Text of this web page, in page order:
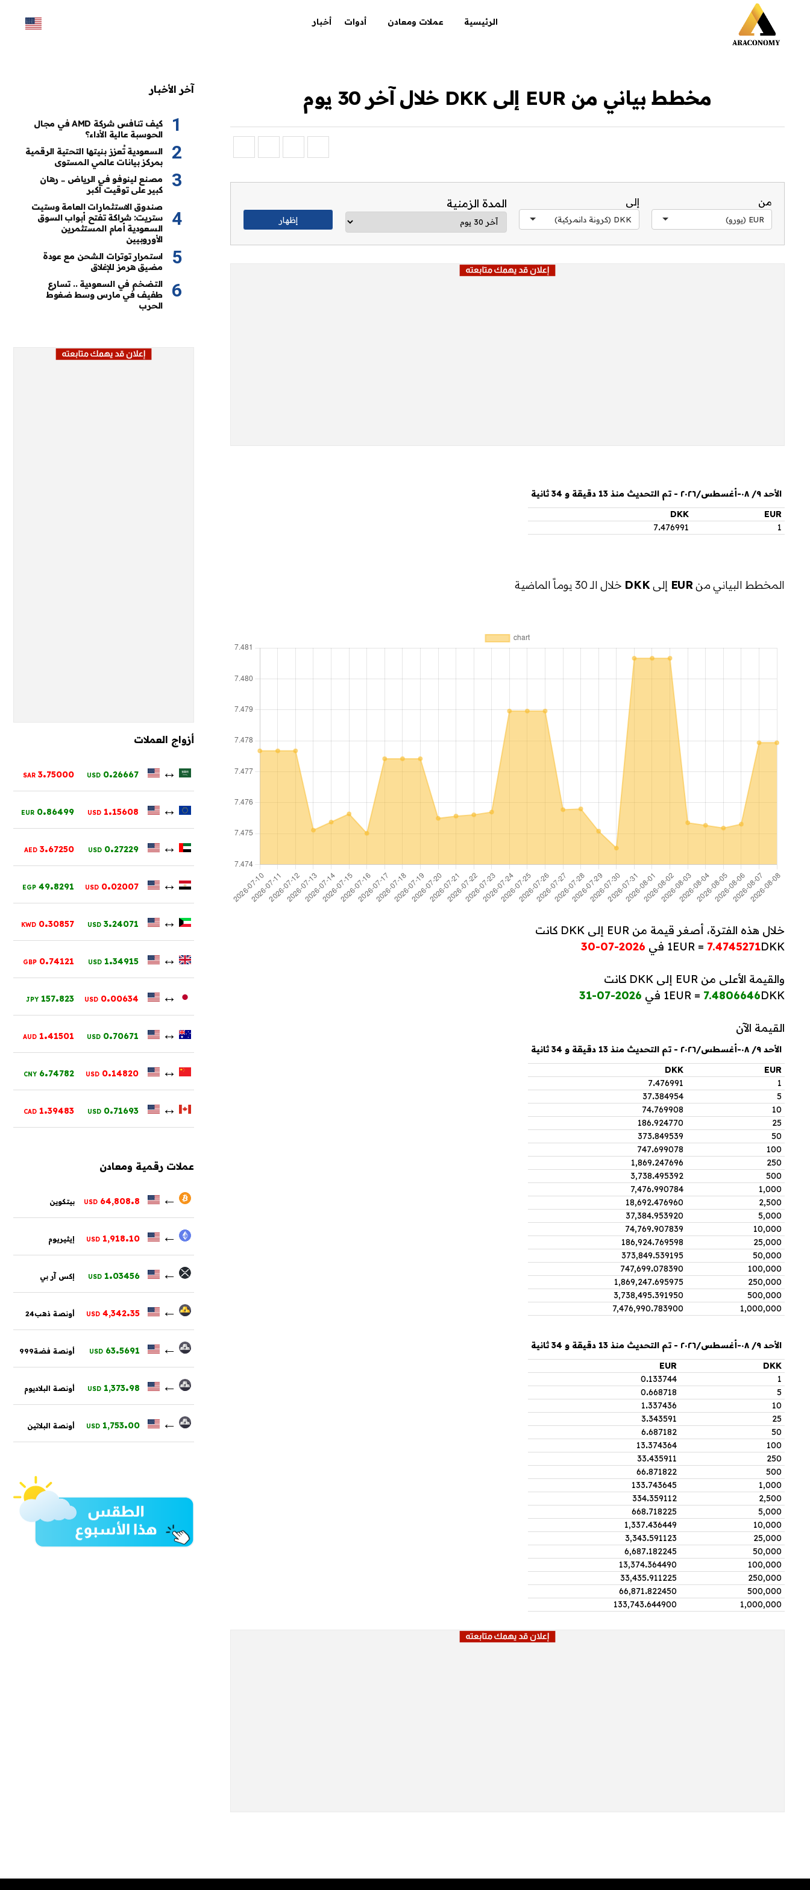
الرئيسية عملات ومعادن أدوات أخبار
مخطط بياني من EUR إلى DKK خلال آخر 30 يوم
من
EUR (يورو)
إلى
DKK (كرونة دانمركية)
المدة الزمنية
الأحد ٩/ ٠٨-أغسطس/٢٠٢٦ - تم التحديث منذ 13 دقيقة و 34 ثانية
EUR
DKK
1
7.476991
المخطط البياني منEUR إلىDKK خلال الـ 30 يوماً الماضية
خلال هذه الفترة، أصغر قيمة من EUR إلى DKK كانت
1EUR = 7.4745271DKK في 2026-07-30
والقيمة الأعلى من EUR إلى DKK كانت
1EUR = 7.4806646DKK في 2026-07-31
القيمة الآن
الأحد ٩/ ٠٨-أغسطس/٢٠٢٦ - تم التحديث منذ 13 دقيقة و 34 ثانية
EUR
DKK
1
7.476991
5
37.384954
10
74.769908
25
186.924770
50
373.849539
100
747.699078
250
1,869.247696
500
3,738.495392
1,000
7,476.990784
2,500
18,692.476960
5,000
37,384.953920
10,000
74,769.907839
25,000
186,924.769598
50,000
373,849.539195
100,000
747,699.078390
250,000
1,869,247.695975
500,000
3,738,495.391950
1,000,000
7,476,990.783900
الأحد ٩/ ٠٨-أغسطس/٢٠٢٦ - تم التحديث منذ 13 دقيقة و 34 ثانية
DKK
EUR
1
0.133744
5
0.668718
10
1.337436
25
3.343591
50
6.687182
100
13.374364
250
33.435911
500
66.871822
1,000
133.743645
2,500
334.359112
5,000
668.718225
10,000
1,337.436449
25,000
3,343.591123
50,000
6,687.182245
100,000
13,374.364490
250,000
33,435.911225
500,000
66,871.822450
1,000,000
133,743.644900
آخر الأخبار
كيف تنافس شركة AMD في مجال
الحوسبة عالية الأداء؟
السعودية تُعزز بنيتها التحتية الرقمية
بمركز بيانات عالمي المستوى
مصنع لينوفو في الرياض .. رهان
كبير على توقيت أكبر
صندوق الاستثمارات العامة وستيت
ستريت: شراكة تفتح أبواب السوق
السعودية أمام المستثمرين
الأوروبيين
استمرار توترات الشحن مع عودة
مضيق هرمز للإغلاق
التضخم في السعودية .. تسارع
طفيف في مارس وسط ضغوط
الحرب
أزواج العملات
↔
0.26667
USD
3.75000
SAR
↔
1.15608
USD
0.86499
EUR
↔
0.27229
USD
3.67250
AED
↔
0.02007
USD
49.8291
EGP
↔
3.24071
USD
0.30857
KWD
↔
1.34915
USD
0.74121
GBP
↔
0.00634
USD
157.823
JPY
↔
0.70671
USD
1.41501
AUD
↔
0.14820
USD
6.74782
CNY
↔
0.71693
USD
1.39483
CAD
عملات رقمية ومعادن
←
64,808.8
USD بيتكوين
←
1,918.10
USD إيثيريوم
←
1.03456
USD إكس آر بي
←
4,342.35
USD أونصة ذهب24
←
63.5691
USD أونصة فضة999
←
1,373.98
USD أونصة البلاديوم
←
1,753.00
USD أونصة البلاتين